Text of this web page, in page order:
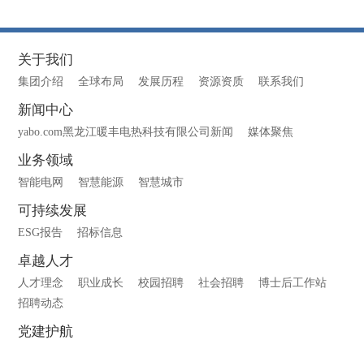
关于我们
集团介绍 全球布局 发展历程 资源资质 联系我们
新闻中心
yabo.com黑龙江暖丰电热科技有限公司新闻 媒体聚焦
业务领域
智能电网 智慧能源 智慧城市
可持续发展
ESG报告 招标信息
卓越人才
人才理念 职业成长 校园招聘 社会招聘
博士后工作站
招聘动态
党建护航